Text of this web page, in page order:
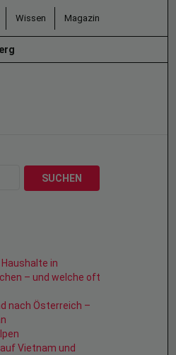
Wissen Magazin
SUCHEN
in
– und welche oft
nach Österreich –
Vietnam und